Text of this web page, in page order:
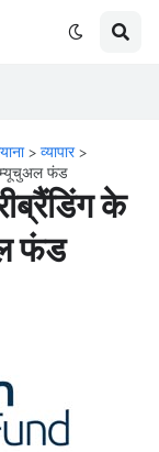
> व्यापार>
म्यूचुअल फंड
के
फंड